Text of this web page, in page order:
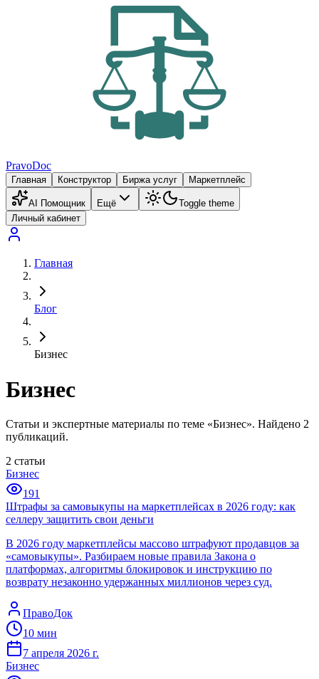
PravoDoc
Главная Конструктор Биржа услуг Маркетплейс
AI Помощник Ещё
Toggle theme
Личный кабинет
Главная
Блог
Бизнес
Бизнес
Статьи и экспертные материалы по теме «Бизнес». Найдено 2
публикаций.
2 статьи
Бизнес
191
Штрафы за самовыкупы на маркетплейсах в 2026 году: как
селлеру защитить свои деньги
В 2026 году маркетплейсы массово штрафуют продавцов за
«самовыкупы». Разбираем новые правила Закона о
платформах, алгоритмы блокировок и инструкцию по
возврату незаконно удержанных миллионов через суд.
ПравоДок
10 мин
7 апреля 2026 г.
Бизнес